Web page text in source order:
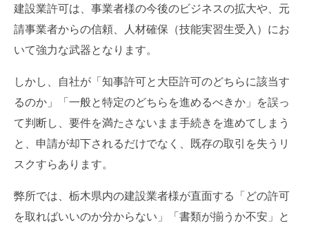
建設業許可は、事業者様の今後のビジネスの拡大や、元
請事業者からの信頼、人材確保（技能実習生受入）にお
いて強力な武器となります。
しかし、自社が「知事許可と大臣許可のどちらに該当す
るのか」「一般と特定のどちらを進めるべきか」を誤っ
て判断し、要件を満たさないまま手続きを進めてしまう
と、申請が却下されるだけでなく、既存の取引を失うリ
スクすらあります。
弊所では、栃木県内の建設業者様が直面する「どの許可
を取ればいいのか分からない」「書類が揃うか不安」と